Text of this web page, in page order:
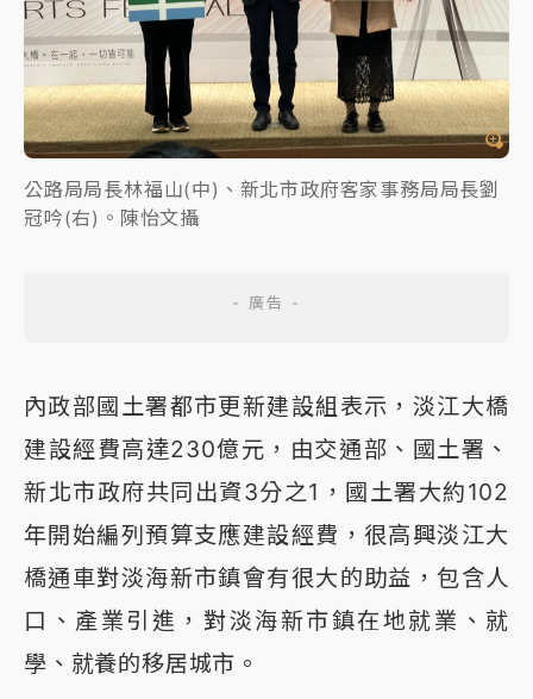
公路局局長林福山(中)、新北市政府客家事務局局長劉
冠吟(右)。陳怡文攝
內政部國土署都市更新建設組表示，淡江大橋
建設經費高達230億元，由交通部、國土署、
新北市政府共同出資3分之1，國土署大約102
年開始編列預算支應建設經費，很高興淡江大
橋通車對淡海新市鎮會有很大的助益，包含人
口、產業引進，對淡海新市鎮在地就業、就
學、就養的移居城市。